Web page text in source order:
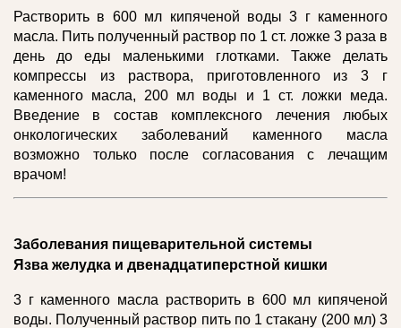
Растворить в 600 мл кипяченой воды 3 г каменного
масла. Пить полученный раствор по 1 ст. ложке 3 раза в
день до еды маленькими глотками. Также делать
компрессы из раствора, приготовленного из 3 г
каменного масла, 200 мл воды и 1 ст. ложки меда.
Введение в состав комплексного лечения любых
онкологических заболеваний каменного масла
возможно только после согласования с лечащим
врачом!
Заболевания пищеварительной системы
Язва желудка и двенадцатиперстной кишки
3 г каменного масла растворить в 600 мл кипяченой
воды. Полученный раствор пить по 1 стакану (200 мл) 3